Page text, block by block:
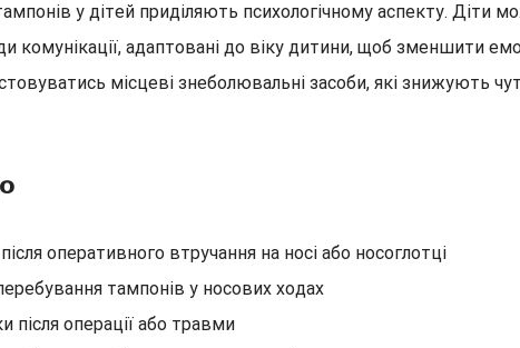
у дітей приділяють психологічному аспекту. Діти
комунікації, адаптовані до віку дитини, щоб зменшити
місцеві знеболювальні засоби, які знижують
оперативного втручання на носі або носоглотці
тампонів у носових ходах
після операції або травми